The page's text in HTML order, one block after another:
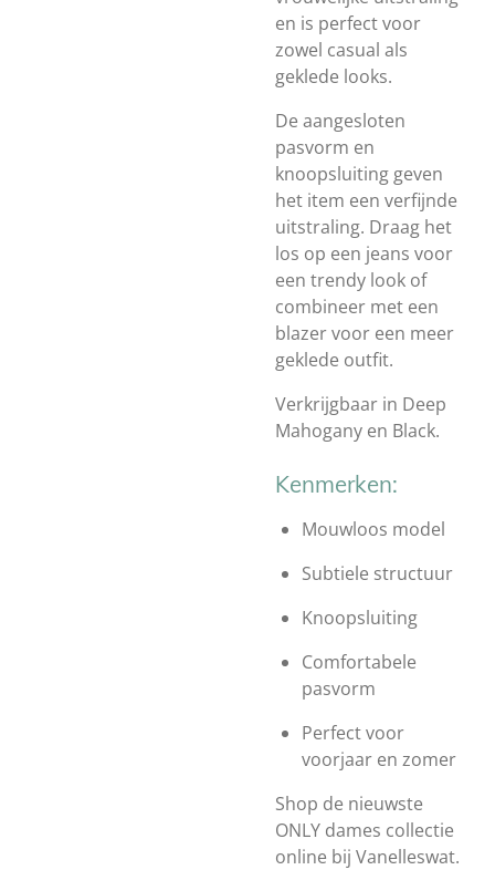
en is perfect voor
zowel casual als
geklede looks.
De aangesloten
pasvorm en
knoopsluiting geven
het item een verfijnde
uitstraling. Draag het
los op een jeans voor
een trendy look of
combineer met een
blazer voor een meer
geklede outfit.
Verkrijgbaar in Deep
Mahogany en Black.
Kenmerken:
Mouwloos model
Subtiele structuur
Knoopsluiting
Comfortabele
pasvorm
Perfect voor
voorjaar en zomer
Shop de nieuwste
ONLY dames collectie
online bij Vanelleswat.